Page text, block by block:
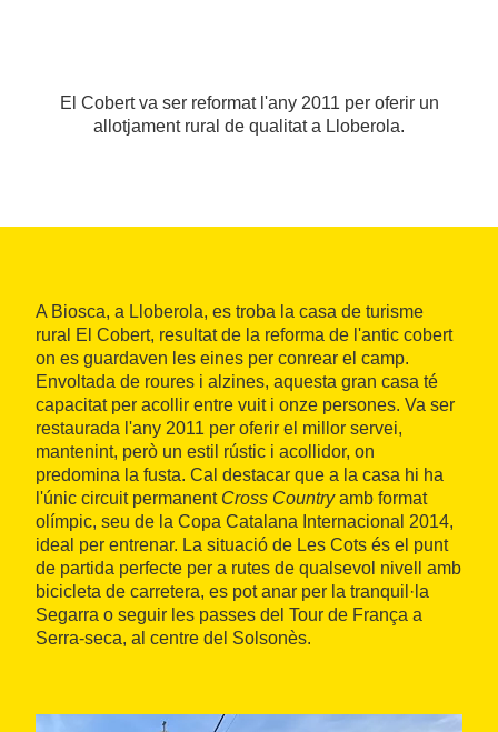
El Cobert va ser reformat l'any 2011 per oferir un
allotjament rural de qualitat a Lloberola.
A Biosca, a Lloberola, es troba la casa de turisme
rural El Cobert, resultat de la reforma de l'antic cobert
on es guardaven les eines per conrear el camp.
Envoltada de roures i alzines, aquesta gran casa té
capacitat per acollir entre vuit i onze persones. Va ser
restaurada l'any 2011 per oferir el millor servei,
mantenint, però un estil rústic i acollidor, on
predomina la fusta. Cal destacar que a la casa hi ha
l'únic circuit permanent Cross Countryamb format
olímpic, seu de la Copa Catalana Internacional 2014,
ideal per entrenar. La situació de Les Cots és el punt
de partida perfecte per a rutes de qualsevol nivell amb
bicicleta de carretera, es pot anar per la tranquil·la
Segarra o seguir les passes del Tour de França a
Serra-seca, al centre del Solsonès.